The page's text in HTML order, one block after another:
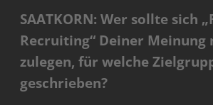
SAATKORN: Wer sollte sich
Recruiting“ Deiner Meinung
zulegen, für welche
geschrieben?